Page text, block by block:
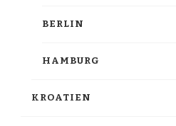
BERLIN
HAMBURG
KROATIEN